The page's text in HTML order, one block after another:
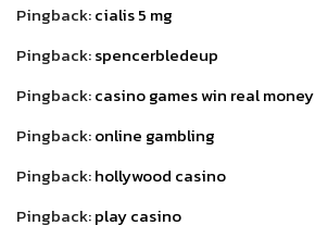
Pingback:cialis 5 mg
Pingback:spencerbledeup
Pingback:casino games win real money
Pingback:online gambling
Pingback:hollywood casino
Pingback:play casino